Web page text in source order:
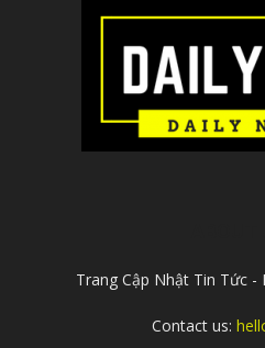
Trang Cập Nhật Tin Tức -
Contact us: